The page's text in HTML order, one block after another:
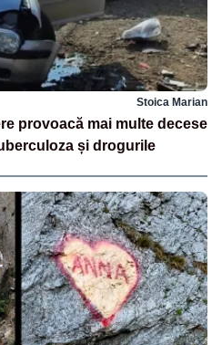
Stoica Marian
provoacă mai multe decese
și drogurile